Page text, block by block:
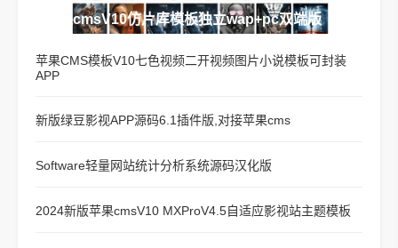
苹果cmsV10仿片库模板独立wap+pc双端版
苹果CMS模板V10七色视频二开视频图片小说模板可封装
APP
新版绿豆影视APP源码6.1插件版,对接苹果cms
Software轻量网站统计分析系统源码汉化版
2024新版苹果cmsV10 MXProV4.5自适应影视站主题模板